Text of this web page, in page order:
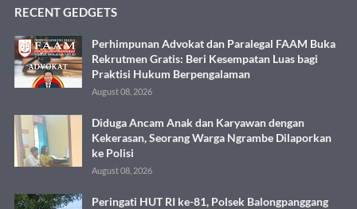
RECENT GEDGETS
Perhimpunan Advokat dan Paralegal FAAM Buka
Rekrutmen Gratis: Beri Kesempatan Luas bagi
Praktisi Hukum Berpengalaman
August 08, 2026
Diduga Ancam Anak dan Karyawan dengan
Kekerasan, Seorang Warga Ngrambe Dilaporkan
ke Polisi
August 08, 2026
Peringati HUT RI ke-81, Polsek Balongpanggang